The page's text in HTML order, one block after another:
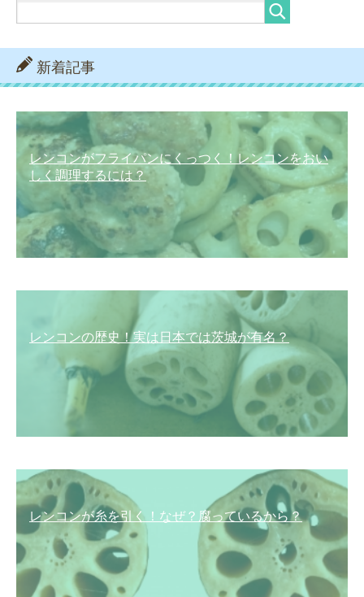
新着記事
レンコンがフライパンにくっつく！レンコンをおい
しく調理するには？
レンコンの歴史！実は日本では茨城が有名？
レンコンが糸を引く！なぜ？腐っているから？